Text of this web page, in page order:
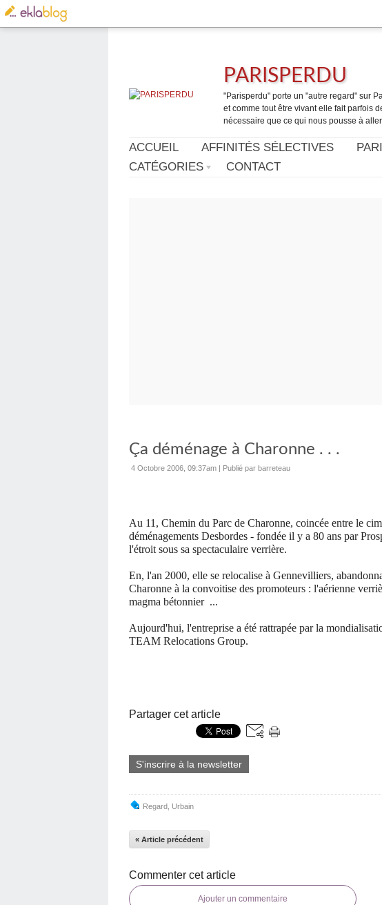
PARISPERDU
"Parisperdu" porte un "autre regard" sur
et comme tout être vivant elle fait parfois
nécessaire que ce qui nous pousse à
ACCUEIL AFFINITÉS SÉLECTIVES
CATÉGORIES
CONTACT
Ça déménage à Charonne . . .
4 Octobre 2006, 09:37am | Publié par barreteau
Au 11, Chemin du Parc de Charonne, coincée entre le
déménagements Desbordes - fondée il y a 80 ans par
l'étroit sous sa spectaculaire verrière.
En, l'an 2000, elle se relocalise à Gennevilliers,
Charonne à la convoitise des promoteurs : l'aérienne
magma bétonnier ...
Aujourd'hui, l'entreprise a été rattrapée par la
TEAM Relocations Group.
Partager cet article
S'inscrire à la newsletter
Regard Urbain
« Article précédent
Commenter cet article
Ajouter un commentaire